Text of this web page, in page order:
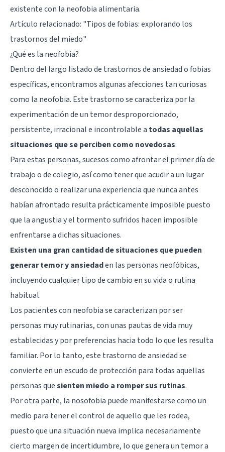
existente con la neofobia alimentaria.
Artículo relacionado: "Tipos de fobias: explorando los
trastornos del miedo"
¿Qué es la neofobia?
Dentro del largo listado de trastornos de ansiedad o fobias
específicas, encontramos algunas afecciones tan curiosas
como la neofobia. Este trastorno se caracteriza por la
experimentación de un temor desproporcionado,
persistente, irracional e incontrolable a todas aquellas
situaciones que se perciben como novedosas.
Para estas personas, sucesos como afrontar el primer día de
trabajo o de colegio, así como tener que acudir a un lugar
desconocido o realizar una experiencia que nunca antes
habían afrontado resulta prácticamente imposible puesto
que la angustia y el tormento sufridos hacen imposible
enfrentarse a dichas situaciones.
Existen una gran cantidad de situaciones que pueden
generar temor y ansiedaden las personas neofóbicas,
incluyendo cualquier tipo de cambio en su vida o rutina
habitual.
Los pacientes con neofobia se caracterizan por ser
personas muy rutinarias, con unas pautas de vida muy
establecidas y por preferencias hacia todo lo que les resulta
familiar. Por lo tanto, este trastorno de ansiedad se
convierte en un escudo de protección para todas aquellas
personas quesienten miedo a romper sus rutinas.
Por otra parte, la nosofobia puede manifestarse como un
medio para tener el control de aquello que les rodea,
puesto que una situación nueva implica necesariamente
cierto margen de incertidumbre, lo que genera un temor a